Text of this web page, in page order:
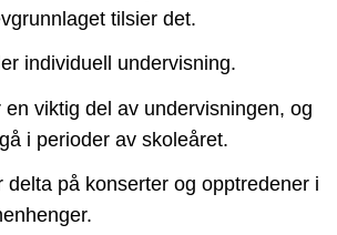
tilsier det.
individuell undervisning.
en viktig del av undervisningen, og
i perioder av skoleåret.
delta på konserter og opptredener i